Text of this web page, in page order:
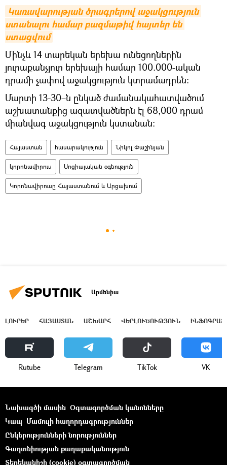
Կառավարության ծրագրերով աջակցություն
ստանալու համար բազմաթիվ հայտեր են
ստացվում
Մինչև 14 տարեկան երեխա ունեցողներին
յուրաքանչյուր երեխայի համար 100.000-ական
դրամի չափով աջակցություն կտրամադրեն։
Մարտի 13-30–ն ընկած ժամանակահատվածում
աշխատանքից ազատվածներն էլ 68,000 դրամ
միանվագ աջակցություն կստանան։
Հայաստան հասարակություն Նիկոլ Փաշինյան
կորոնավիրուս Սոցիալական օգնություն
Կորոնավիրուսը Հայաստանում և Արցախում
Արմենիա
ԼՈՒՐԵՐ ՀԱՅԱՍՏԱՆ ԱՇԽԱՐՀ ՎԵՐԼՈՒԾՈՒԹՅՈՒՆ
Rutube Telegram ТikТоk VK
Նախագծի մասին Օգտագործման կանոնները
Կապ Մամուլի հաղորդագրություններ
Ընկերությունների նորություններ
Գաղտնիության քաղաքականություն
Տեղեկանիշի (cookie) օգտագործման